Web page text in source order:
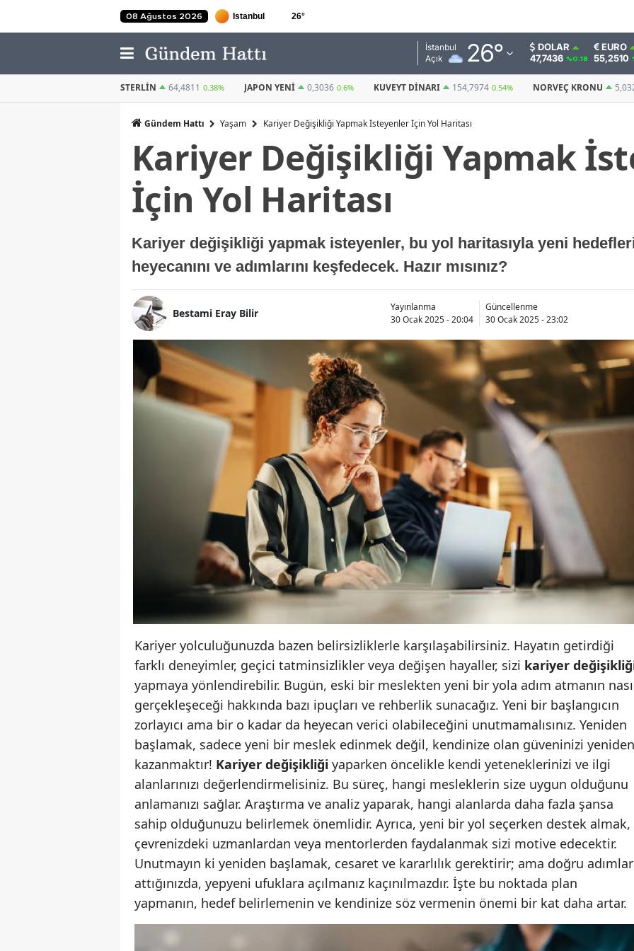
08 Ağustos 2026 26°
İstanbul
Açık
26°
Adana
Adıyaman
Afyonkarahisar
Ağrı
Amasya
Artvin
Aydın
Balıkesir
Bingöl
Bolu
Burdur
Bursa
Çanakkale
Çankırı
Çorum
Denizli
Diyarbakır
Edirne
Elazığ
Erzincan
Erzurum
Eskişehir
Gaziantep
Giresun
Hakkari
Hatay
Isparta
DOLAR
47,7436 %0.18
EURO
55,2510
JAPON YENI 0,3036 0.6% KUVEYT DINARI 154,7974 0.54% NORVEÇ KRONU 5,0328 0.58% BITCOIN(USDT)
Gündem Hattı Yaşam Kariyer Değişikliği Yapmak İsteyenler İçin Yol Haritası
Kariyer Değişikliği Yapmak
İçin Yol Haritası
Kariyer değişikliği yapmak isteyenler, bu yol haritasıyla yeni
heyecanını ve adımlarını keşfedecek. Hazır mısınız?
Bestami Eray Bilir
Yayınlanma
30 Ocak 2025 - 20:04
Güncellenme
30 Ocak 2025 - 23:02
Kariyer yolculuğunuzda bazen belirsizliklerle karşılaşabilirsiniz. Hayatın getirdiği
farklı deneyimler, geçici tatminsizlikler veya değişen hayaller, sizi kariyer
yapmaya yönlendirebilir. Bugün, eski bir meslekten yeni bir yola adım atmanın
gerçekleşeceği hakkında bazı ipuçları ve rehberlik sunacağız. Yeni bir başlangıcın
zorlayıcı ama bir o kadar da heyecan verici olabileceğini unutmamalısınız. Yeniden
başlamak, sadece yeni bir meslek edinmek değil, kendinize olan güveninizi yeniden
kazanmaktır! Kariyer değişikliği yaparken öncelikle kendi yeteneklerinizi ve ilgi
alanlarınızı değerlendirmelisiniz. Bu süreç, hangi mesleklerin size uygun olduğunu
anlamanızı sağlar. Araştırma ve analiz yaparak, hangi alanlarda daha fazla şansa
sahip olduğunuzu belirlemek önemlidir. Ayrıca, yeni bir yol seçerken destek almak,
çevrenizdeki uzmanlardan veya mentorlerden faydalanmak sizi motive edecektir.
Unutmayın ki yeniden başlamak, cesaret ve kararlılık gerektirir; ama doğru adımlar
attığınızda, yepyeni ufuklara açılmanız kaçınılmazdır. İşte bu noktada plan
yapmanın, hedef belirlemenin ve kendinize söz vermenin önemi bir kat daha artar.